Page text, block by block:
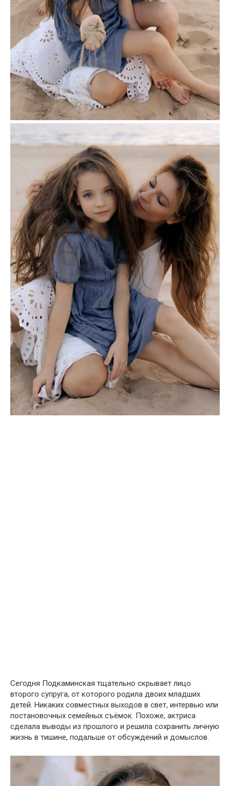
Сегодня Подкаминская тщательно скрывает лицо
второго супруга, от которого родила двоих младших
детей. Никаких совместных выходов в свет, интервью или
постановочных семейных съёмок. Похоже, актриса
сделала выводы из прошлого и решила сохранить личную
жизнь в тишине, подальше от обсуждений и домыслов.